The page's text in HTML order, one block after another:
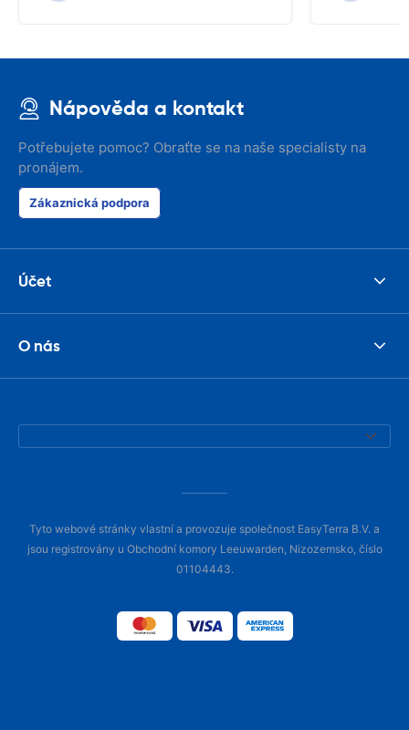
Nápověda a kontakt
Potřebujete pomoc? Obraťte se na naše specialisty na
pronájem.
Zákaznická podpora
Účet
O nás
Tyto webové stránky vlastní a provozuje společnost EasyTerra B.V. a
jsou registrovány u Obchodní komory Leeuwarden, Nizozemsko, číslo
01104443.